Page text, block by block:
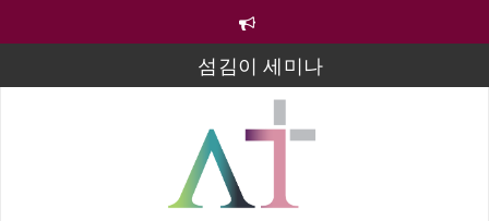
섬김이 세미나
김태희 자매 졸업연주
2023년 어린이 주일 유초등부 발표
라합3 나라 봉헌송